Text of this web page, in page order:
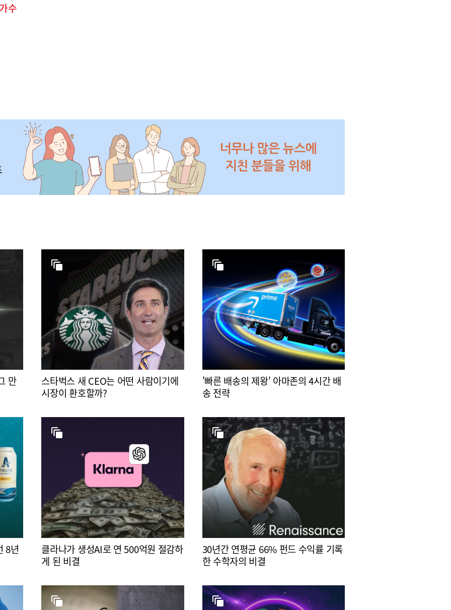
수
만
스타벅스 새 CEO는 어떤 사람이기에
시장이 환호할까?
'빠른 배송의 제왕' 아마존의 4시간 배
송 전략
8년
클라나가 생성AI로 연 500억원 절감하
게 된 비결
30년간 연평균 66% 펀드 수익률 기록
한 수학자의 비결